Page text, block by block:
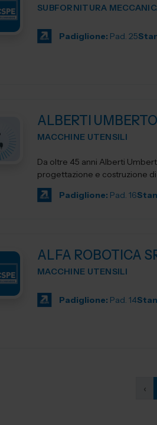
SUBFORNITURA
Padiglione: Pad. 25
ALBERTI
MACCHINE UTENSILI
Da oltre 45 anni Alberti
progettazione e costruzione
Padiglione: Pad. 16
ALFA ROBOTICA
MACCHINE UTENSILI
Padiglione: Pad. 14
‹